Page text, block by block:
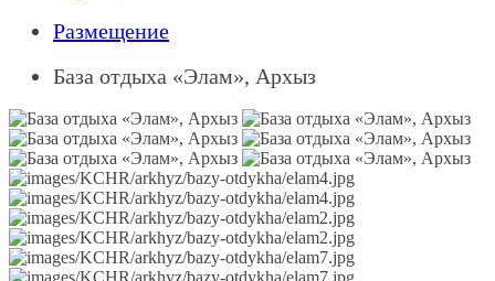
Размещение
База отдыха «Элам», Архыз